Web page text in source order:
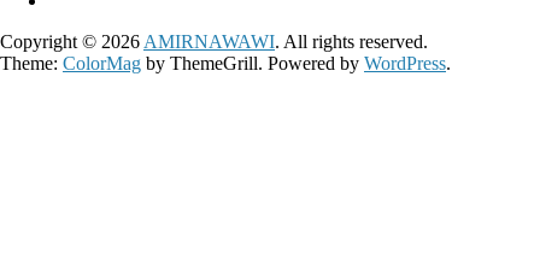
Copyright © 2026 AMIRNAWAWI. All rights reserved.
Theme: ColorMag by ThemeGrill. Powered by WordPress.